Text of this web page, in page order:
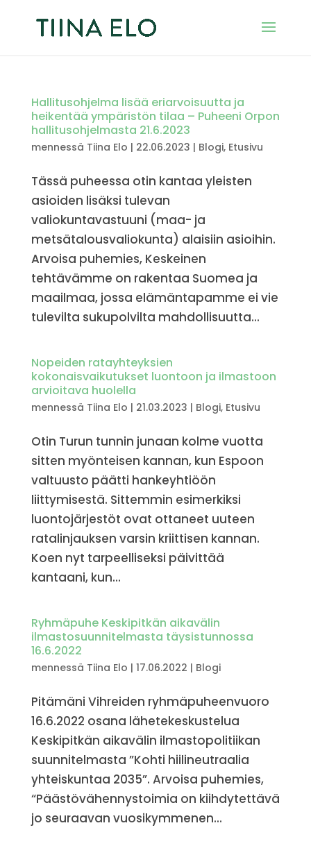
Hallitusohjelma lisää eriarvoisuutta ja
heikentää ympäristön tilaa – Puheeni Orpon
hallitusohjelmasta 21.6.2023
mennessä Tiina Elo | 22.06.2023 | Blogi, Etusivu
Tässä puheessa otin kantaa yleisten
asioiden lisäksi tulevan
valiokuntavastuuni (maa- ja
metsätalousvaliokunta) alaisiin asioihin.
Arvoisa puhemies, Keskeinen
tehtävämme on rakentaa Suomea ja
maailmaa, jossa elämäntapamme ei vie
tulevilta sukupolvilta mahdollisuutta...
Nopeiden ratayhteyksien
kokonaisvaikutukset luontoon ja ilmastoon
arvioitava huolella
mennessä Tiina Elo | 21.03.2023 | Blogi, Etusivu
Otin Turun tunnin junaan kolme vuotta
sitten myönteisen kannan, kun Espoon
valtuusto päätti hankeyhtiöön
liittymisestä. Sittemmin esimerkiksi
luontojärjestöt ovat ottaneet uuteen
ratalinjauksen varsin kriittisen kannan.
Koen nyt tarpeelliseksi päivittää
kantaani, kun...
Ryhmäpuhe Keskipitkän aikavälin
ilmastosuunnitelmasta täysistunnossa
16.6.2022
mennessä Tiina Elo | 17.06.2022 | Blogi
Pitämäni Vihreiden ryhmäpuheenvuoro
16.6.2022 osana lähetekeskustelua
Keskipitkän aikavälin ilmastopolitiikan
suunnitelmasta ”Kohti hiilineutraalia
yhteiskuntaa 2035”. Arvoisa puhemies,
“Päästövähennystoimia on kiihdytettävä
jo seuraavan vuosikymmenen...